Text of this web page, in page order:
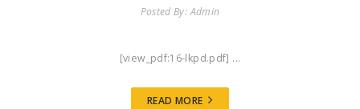
Posted By: Admin
[view_pdf:16-lkpd.pdf] ...
READ MORE